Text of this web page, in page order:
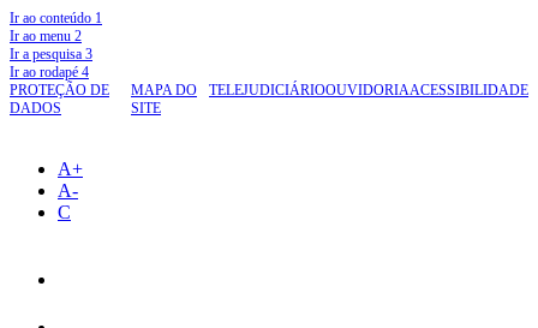
Ir ao conteúdo 1
Ir ao menu 2
Ir a pesquisa 3
Ir ao rodapé 4
PROTEÇÃO DE
DADOS
MAPA DO
SITE
TELEJUDICIÁRIOOUVIDORIAACESSIBILIDADE
A+
A-
C